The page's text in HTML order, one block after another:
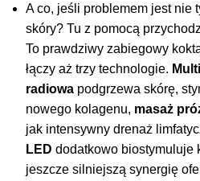
A co, jeśli problemem jest nie
skóry? Tu z pomocą
To prawdziwy zabiegowy
łączy aż trzy technologie.
radiowa podgrzewa skórę,
nowego kolagenu, masaż
jak intensywny drenaż
LED dodatkowo biostymuluje
jeszcze silniejszą synergię